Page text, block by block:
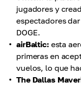
jugadores y
espectadores
DOGE.
airBaltic: esta
primeras en
vuelos, lo que
The Dallas